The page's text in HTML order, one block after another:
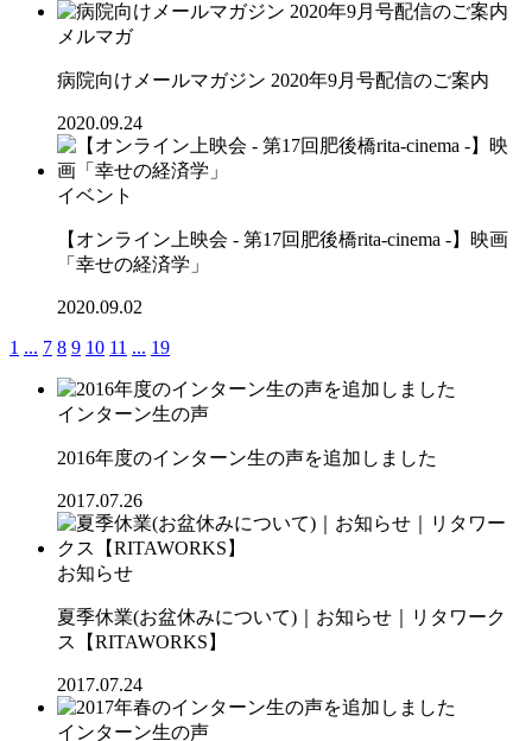
メルマガ
病院向けメールマガジン 2020年9月号配信のご案内
2020.09.24
イベント
【オンライン上映会 - 第17回肥後橋rita-cinema -】映画
「幸せの経済学」
2020.09.02
1 ... 7 8 9 10 11 ... 19
インターン生の声
2016年度のインターン生の声を追加しました
2017.07.26
お知らせ
夏季休業(お盆休みについて)｜お知らせ｜リタワーク
ス【RITAWORKS】
2017.07.24
インターン生の声